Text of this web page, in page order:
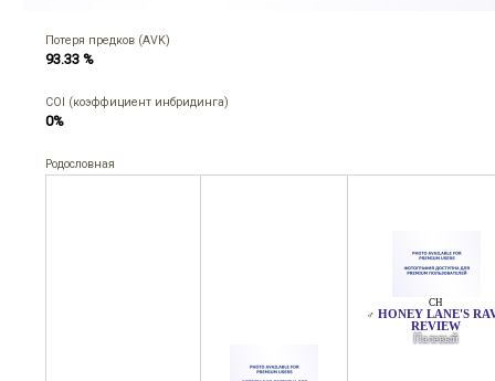
Потеря предков (AVK)
93.33 %
COI (коэффициент инбридинга)
0%
Родословная
CH
♂ HONEY LANE'S
REVIEW
Палевый